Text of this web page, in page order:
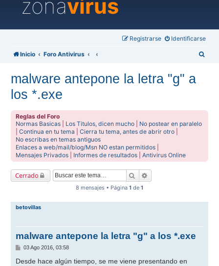
zonavirus
Identificarse
Registrarse
Inicio Foro Antivirus
malware antepone la letra "g" a
los *.exe
Reglas del Foro
Normas Basicas
Los Titulos, dicen mucho
No postear en paralelo
|Continua en tu tema |Cierra tu tema, antes de abrir otro
No escribas en temas antiguos
Enlaces a web/mail/blog/Msn NO estan permitidos
Mensajes Privados
Informes de resultados |Antivirus Online
Cerrado Buscar
8 mensajes • Página 1 de 1
betovillas
malware antepone la letra "g" a los *.exe
M
n
03 Ago 2016, 03:58
Desde hace algún tiempo, se me viene presentando en